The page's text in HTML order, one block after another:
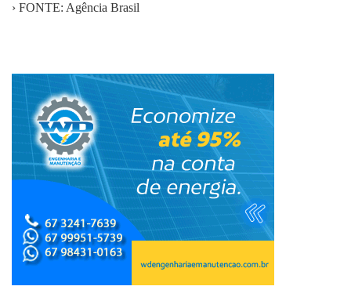
› FONTE: Agência Brasil